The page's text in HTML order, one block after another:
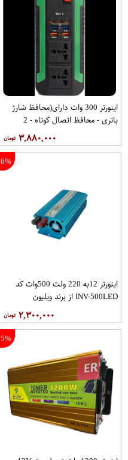
اینورتر 300 وات دارای(محافظ شارژ
باتری - محافظ اتصال کوتاه - 2
خروجی 220 ولت - 4 پورت یو اس بی -
3 تا پورت تایپ سی - فن اتومات) کد
۳,۸۸۰,۰۰۰
6%
اینورتر 12به 220 ولت 500وات کد
INV-500LED از برند ویلیون
۲,۳۰۰,۰۰۰
5%